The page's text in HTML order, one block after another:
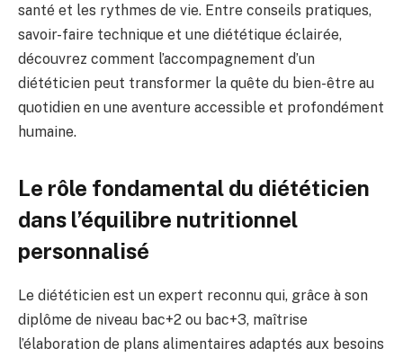
santé et les rythmes de vie. Entre conseils pratiques,
savoir-faire technique et une diététique éclairée,
découvrez comment l’accompagnement d’un
diététicien peut transformer la quête du bien-être au
quotidien en une aventure accessible et profondément
humaine.
Le rôle fondamental du diététicien
dans l’équilibre nutritionnel
personnalisé
Le diététicien est un expert reconnu qui, grâce à son
diplôme de niveau bac+2 ou bac+3, maîtrise
l’élaboration de plans alimentaires adaptés aux besoins